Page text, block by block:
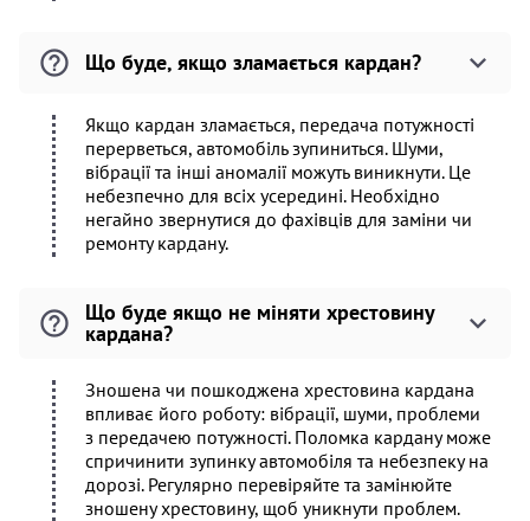
Що буде, якщо зламається кардан?
Якщо кардан зламається, передача потужності
перерветься, автомобіль зупиниться. Шуми,
вібрації та інші аномалії можуть виникнути. Це
небезпечно для всіх усередині. Необхідно
негайно звернутися до фахівців для заміни чи
ремонту кардану.
Що буде якщо не міняти хрестовину
кардана?
Зношена чи пошкоджена хрестовина кардана
впливає його роботу: вібрації, шуми, проблеми
з передачею потужності. Поломка кардану може
спричинити зупинку автомобіля та небезпеку на
дорозі. Регулярно перевіряйте та замінюйте
зношену хрестовину, щоб уникнути проблем.